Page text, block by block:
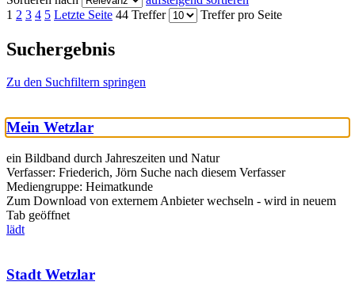
1 2 3 4 5 Letzte Seite 44 Treffer Treffer pro Seite
Suchergebnis
Zu den Suchfiltern springen
Mein Wetzlar
ein Bildband durch Jahreszeiten und Natur
Verfasser: Friederich, Jörn Suche nach diesem Verfasser
Mediengruppe: Heimatkunde
Zum Download von externem Anbieter wechseln - wird in neuem
Tab geöffnet
lädt
Stadt Wetzlar